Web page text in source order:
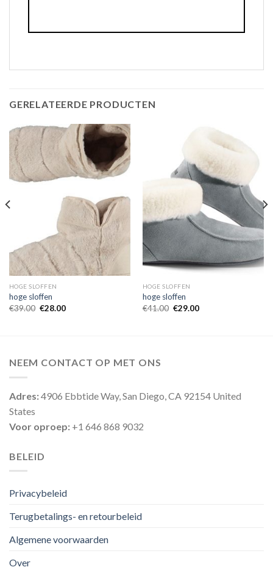
GERELATEERDE PRODUCTEN
HOGE SLOFFEN
hoge sloffen
€39.00 €28.00
HOGE SLOFFEN
hoge sloffen
€41.00 €29.00
NEEM CONTACT OP MET ONS
Adres:4906 Ebbtide Way, San Diego, CA 92154 United
States
Voor oproep: +1 646 868 9032
BELEID
Privacybeleid
Terugbetalings- en retourbeleid
Algemene voorwaarden
Over